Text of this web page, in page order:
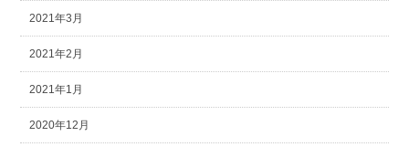
2021年3月
2021年2月
2021年1月
2020年12月